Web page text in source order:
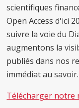
scientifiques
Open Access d'ici
suivre la voie du
augmentons la
publiés dans nos
immédiat au savoir.
Télécharger notre